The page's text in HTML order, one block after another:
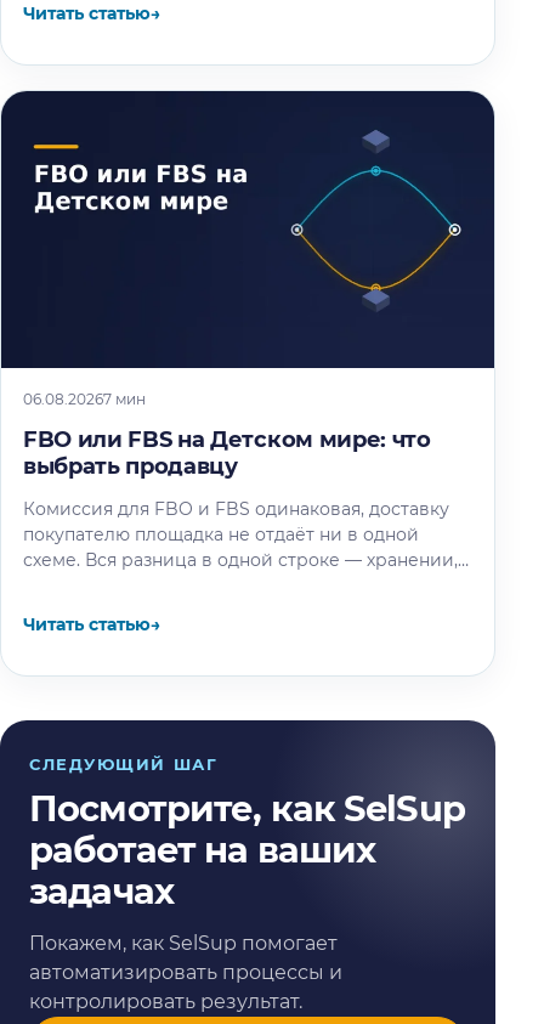
Читать статью→
06.08.20267 мин
FBO или FBS на Детском мире: что
выбрать продавцу
Комиссия для FBO и FBS одинаковая, доставку
покупателю площадка не отдаёт ни в одной
схеме. Вся разница в одной строке — хранении,
Читать статью→
СЛЕДУЮЩИЙ ШАГ
Посмотрите, как SelSup
работает на ваших
задачах
Покажем, как SelSup помогает
автоматизировать процессы и
контролировать результат.